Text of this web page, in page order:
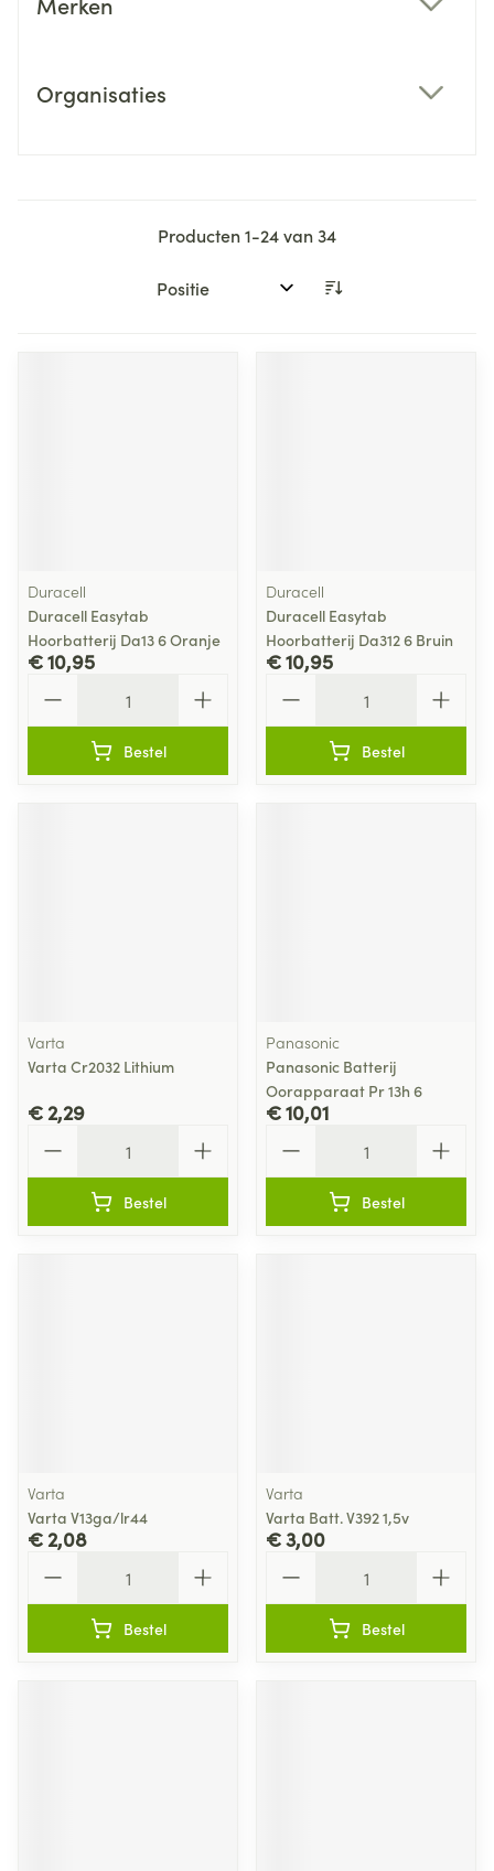
Organisaties
Producten1-24van34
Sorteer op:
Duracell
Duracell Easytab
Hoorbatterij Da13 6 Oranje
€ 10,95
Bestel
Duracell
Duracell Easytab
Hoorbatterij Da312 6 Bruin
€ 10,95
Bestel
Varta
Varta Cr2032 Lithium
€ 2,29
Bestel
Panasonic
Panasonic Batterij
Oorapparaat Pr 13h 6
€ 10,01
Bestel
Varta
Varta V13ga/lr44
€ 2,08
Bestel
Varta
Varta Batt. V392 1,5v
€ 3,00
Bestel